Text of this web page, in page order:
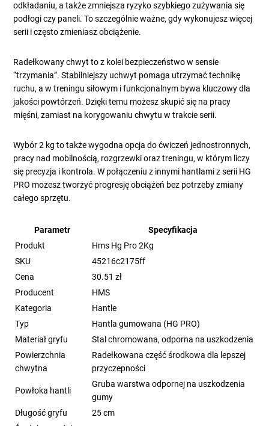
odkładaniu, a także zmniejsza ryzyko szybkiego zużywania się
podłogi czy paneli. To szczególnie ważne, gdy wykonujesz więcej
serii i często zmieniasz obciążenie.
Radełkowany chwyt to z kolei bezpieczeństwo w sensie
“trzymania”. Stabilniejszy uchwyt pomaga utrzymać technikę
ruchu, a w treningu siłowym i funkcjonalnym bywa kluczowy dla
jakości powtórzeń. Dzięki temu możesz skupić się na pracy
mięśni, zamiast na korygowaniu chwytu w trakcie serii.
Wybór 2 kg to także wygodna opcja do ćwiczeń jednostronnych,
pracy nad mobilnością, rozgrzewki oraz treningu, w którym liczy
się precyzja i kontrola. W połączeniu z innymi hantlami z serii HG
PRO możesz tworzyć progresję obciążeń bez potrzeby zmiany
całego sprzętu.
Parametr
Specyfikacja
Produkt
Hms Hg Pro 2Kg
SKU
45216c2175ff
Cena
30.51 zł
Producent
HMS
Kategoria
Hantle
Typ
Hantla gumowana (HG PRO)
Materiał gryfu
Stal chromowana, odporna na uszkodzenia
Powierzchnia
chwytna
Radełkowana część środkowa dla lepszej
przyczepności
Powłoka hantli
Gruba warstwa odpornej na uszkodzenia
gumy
Długość gryfu
25 cm